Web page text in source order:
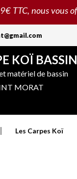
TTC, nous vous
KOÏ BASSIN
matériel de bassin
MORAT
Les Carpes Koï